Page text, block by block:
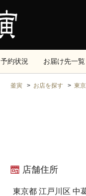
予約状況 お届け先一覧
釜寅 お店を探す 東
店舗住所
東京都 江戸川区 中